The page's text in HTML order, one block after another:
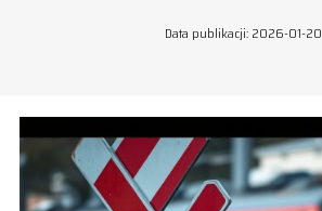
Data publikacji: 2026-01-20